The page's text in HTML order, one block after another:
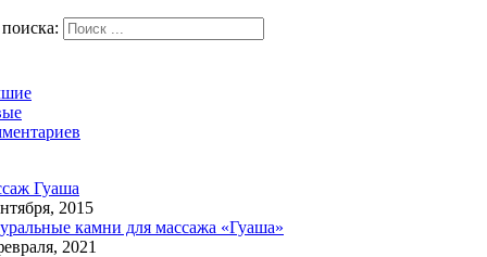
поиска:
Гуаша
2015
камни для массажа «Гуаша»
2021